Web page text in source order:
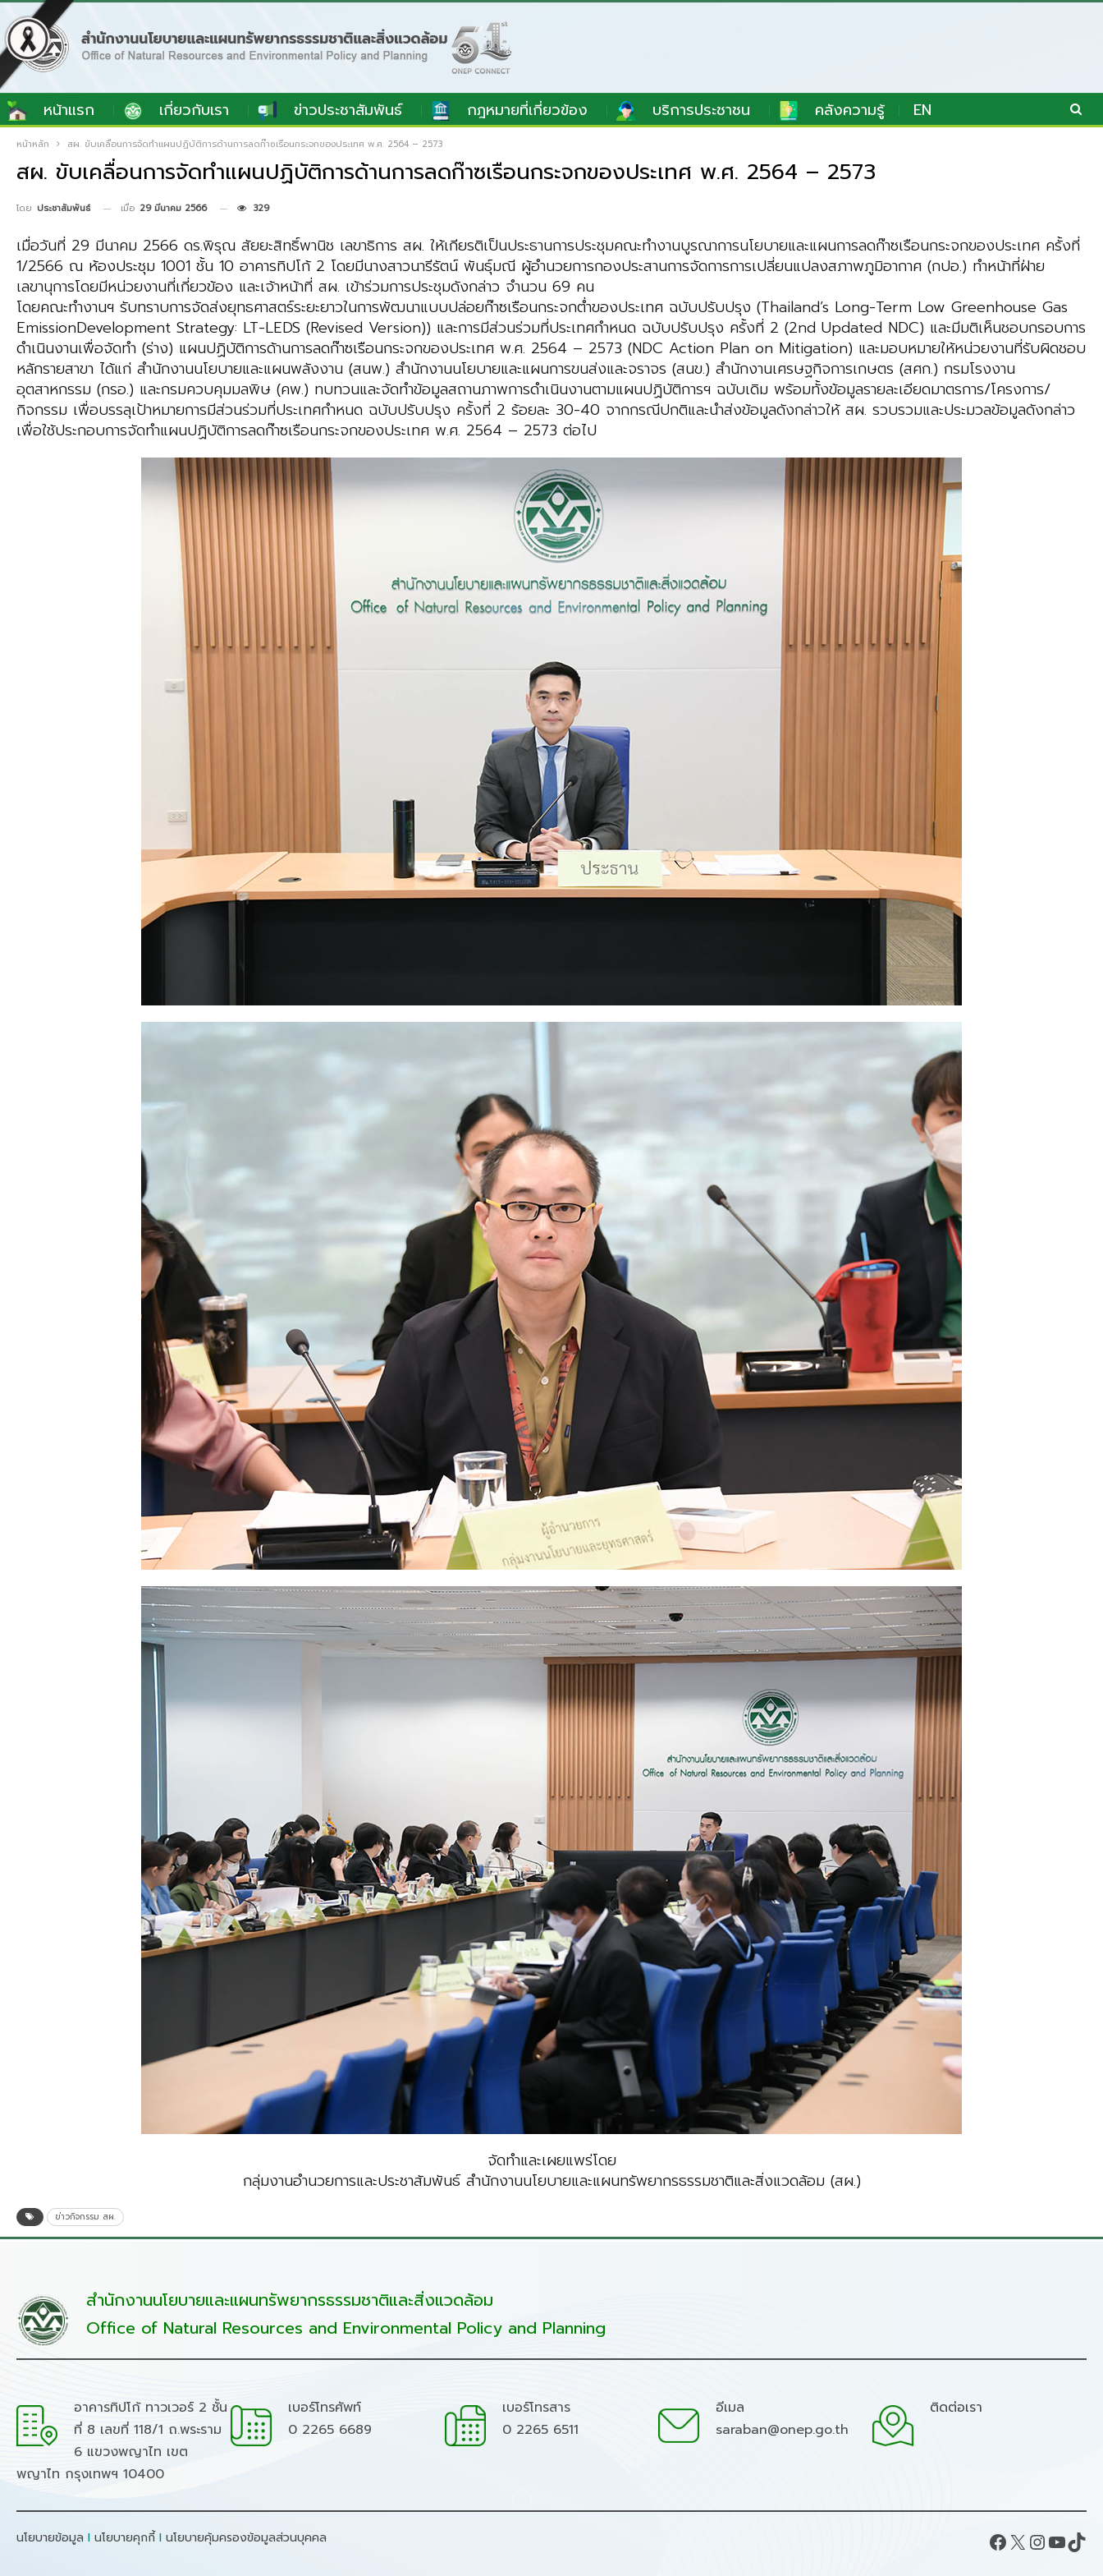
หน้าแรก เกี่ยวกับเรา ข่าวประชาสัมพันธ์ กฎหมายที่เกี่ยวข้อง บริการประชาชน คลังความรู้ EN
หน้าหลัก สผ. ขับเคลื่อนการจัดทำแผนปฏิบัติการด้านการลดก๊าซเรือนกระจกของประเทศ พ.ศ. 2564 – 2573
สผ. ขับเคลื่อนการจัดทำแผนปฏิบัติการด้านการลดก๊าซเรือนกระจกของประเทศ พ.ศ. 2564 – 2573
โดย ประชาสัมพันธ์ เมื่อ 29 มีนาคม 2566 329
เมื่อวันที่ 29 มีนาคม 2566 ดร.พิรุณ สัยยะสิทธิ์พานิช เลขาธิการ สผ. ให้เกียรติเป็นประธานการประชุมคณะทำงานบูรณาการนโยบายและแผนการลดก๊าซเรือนกระจกของประเทศ ครั้งที่
1/2566 ณ ห้องประชุม 1001 ชั้น 10 อาคารทิปโก้ 2 โดยมีนางสาวนารีรัตน์ พันธุ์มณี ผู้อำนวยการกองประสานการจัดการการเปลี่ยนแปลงสภาพภูมิอากาศ (กปอ.) ทำหน้าที่ฝ่าย
เลขานุการโดยมีหน่วยงานที่เกี่ยวข้อง และเจ้าหน้าที่ สผ. เข้าร่วมการประชุมดังกล่าว จำนวน 69 คน
โดยคณะทำงานฯ รับทราบการจัดส่งยุทธศาสตร์ระยะยาวในการพัฒนาแบบปล่อยก๊าซเรือนกระจกต่ำของประเทศ ฉบับปรับปรุง (Thailand’s Long-Term Low Greenhouse Gas
EmissionDevelopment Strategy: LT-LEDS (Revised Version)) และการมีส่วนร่วมที่ประเทศกำหนด ฉบับปรับปรุง ครั้งที่ 2 (2nd Updated NDC) และมีมติเห็นชอบกรอบการ
ดำเนินงานเพื่อจัดทำ (ร่าง) แผนปฏิบัติการด้านการลดก๊าซเรือนกระจกของประเทศ พ.ศ. 2564 – 2573 (NDC Action Plan on Mitigation) และมอบหมายให้หน่วยงานที่รับผิดชอบ
หลักรายสาขา ได้แก่ สำนักงานนโยบายและแผนพลังงาน (สนพ.) สำนักงานนโยบายและแผนการขนส่งและจราจร (สนข.) สำนักงานเศรษฐกิจการเกษตร (สศก.) กรมโรงงาน
อุตสาหกรรม (กรอ.) และกรมควบคุมมลพิษ (คพ.) ทบทวนและจัดทำข้อมูลสถานภาพการดำเนินงานตามแผนปฏิบัติการฯ ฉบับเดิม พร้อมทั้งข้อมูลรายละเอียดมาตรการ/โครงการ/
กิจกรรม เพื่อบรรลุเป้าหมายการมีส่วนร่วมที่ประเทศกำหนด ฉบับปรับปรุง ครั้งที่ 2 ร้อยละ 30-40 จากกรณีปกติและนำส่งข้อมูลดังกล่าวให้ สผ. รวบรวมและประมวลข้อมูลดังกล่าว
เพื่อใช้ประกอบการจัดทำแผนปฏิบัติการลดก๊าซเรือนกระจกของประเทศ พ.ศ. 2564 – 2573 ต่อไป
จัดทำและเผยแพร่โดย
กลุ่มงานอำนวยการและประชาสัมพันธ์ สำนักงานนโยบายและแผนทรัพยากรธรรมชาติและสิ่งแวดล้อม (สผ.)
ข่าวกิจกรรม สผ.
สำนักงานนโยบายและแผนทรัพยากรธรรมชาติและสิ่งแวดล้อม
Office of Natural Resources and Environmental Policy and Planning
อาคารทิปโก้ ทาวเวอร์ 2 ชั้น
ที่ 8 เลขที่ 118/1 ถ.พระราม
6 แขวงพญาไท เขต
พญาไท กรุงเทพฯ 10400
เบอร์โทรศัพท์
0 2265 6689
เบอร์โทรสาร
0 2265 6511
อีเมล
saraban@onep.go.th
ติดต่อเรา
นโยบายข้อมูล I นโยบายคุกกี้ I นโยบายคุ้มครองข้อมูลส่วนบุคคล Facebook X InstagramYouTube TikTok